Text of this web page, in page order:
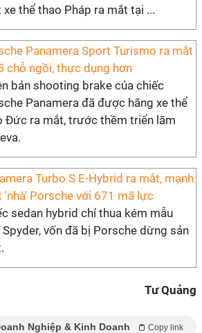
xe thể thao Pháp ra mắt tại ...
Panamera Sport Turismo ra mắt
chỗ ngồi, thực dụng hơn
bản shooting brake của chiếc
Panamera đã được hãng xe thể
Đức ra mắt, trước thềm triển lãm
Turbo S E-Hybrid ra mắt, mạnh
'nhà' Porsche với 671 mã lực
sedan hybrid chỉ thua kém mẫu
vốn đã bị Porsche dừng sản
Tư Quảng
Nghiệp & Kinh Doanh Copy link